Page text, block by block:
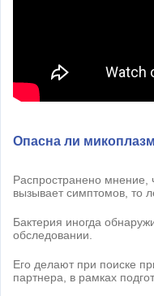
Опасна ли
Распространено мнение,
вызывает симптомов, то
Бактерия иногда
обследовании.
Его делают при поиске
партнера, в рамках